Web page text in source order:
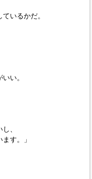
いるかだ。
い。
、
す。」